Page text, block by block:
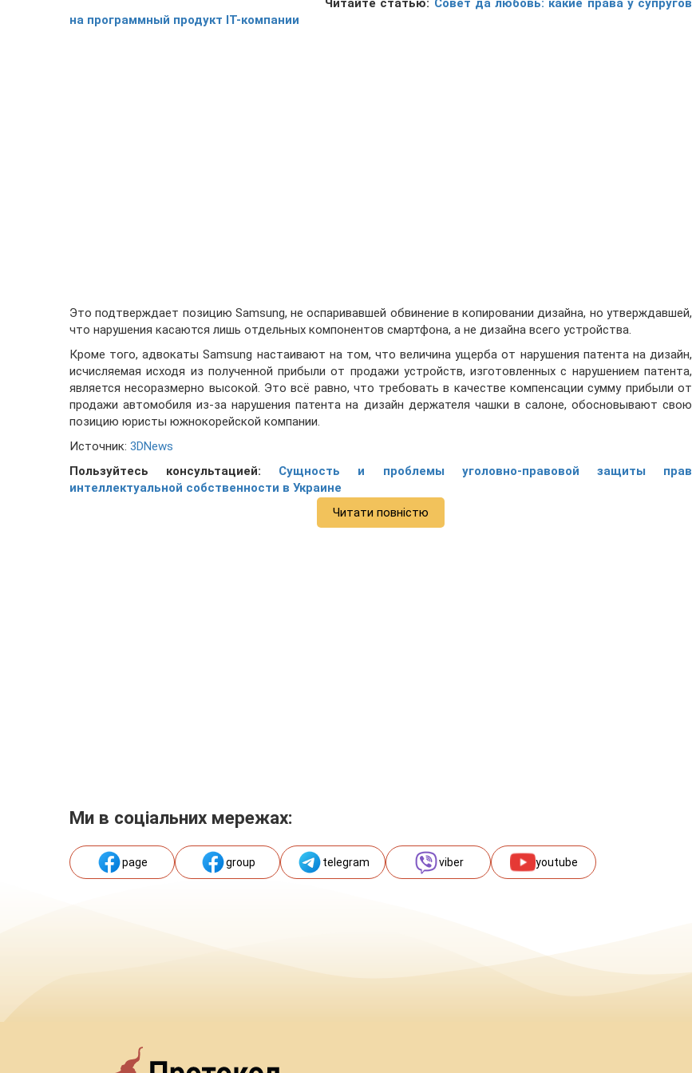
Читайте статью: Совет да любовь: какие права у супругов
на программный продукт ІТ-компании
Это подтверждает позицию Samsung, не оспаривавшей обвинение в копировании дизайна, но утверждавшей,
что нарушения касаются лишь отдельных компонентов смартфона, а не дизайна всего устройства.
Кроме того, адвокаты Samsung настаивают на том, что величина ущерба от нарушения патента на дизайн,
исчисляемая исходя из полученной прибыли от продажи устройств, изготовленных с нарушением патента,
является несоразмерно высокой. Это всё равно, что требовать в качестве компенсации сумму прибыли от
продажи автомобиля из-за нарушения патента на дизайн держателя чашки в салоне, обосновывают свою
позицию юристы южнокорейской компании.
Источник: 3DNews
Пользуйтесь консультацией: Сущность и проблемы уголовно-правовой защиты прав
интеллектуальной собственности в Украине
Читати повністю
Ми в соціальних мережах:
page group telegram viber youtube